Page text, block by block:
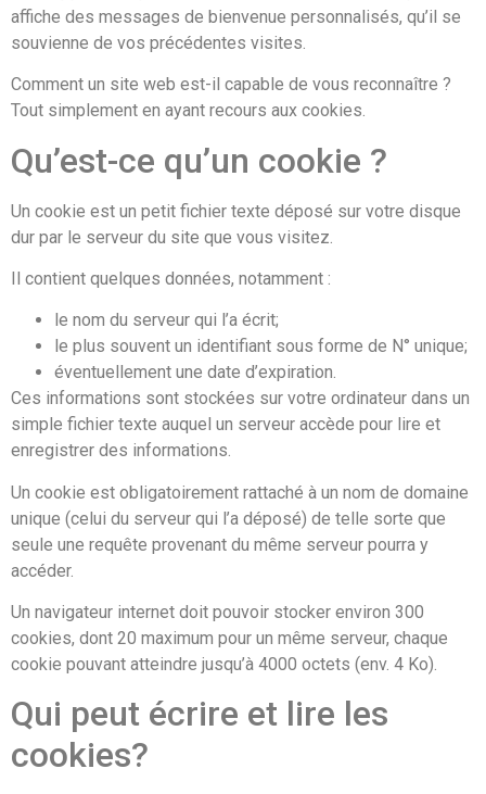
affiche des messages de bienvenue personnalisés, qu’il se
souvienne de vos précédentes visites.
Comment un site web est-il capable de vous reconnaître ?
Tout simplement en ayant recours aux cookies.
Qu’est-ce qu’un cookie ?
Un cookie est un petit fichier texte déposé sur votre disque
dur par le serveur du site que vous visitez.
Il contient quelques données, notamment :
le nom du serveur qui l’a écrit;
le plus souvent un identifiant sous forme de N° unique;
éventuellement une date d’expiration.
Ces informations sont stockées sur votre ordinateur dans un
simple fichier texte auquel un serveur accède pour lire et
enregistrer des informations.
Un cookie est obligatoirement rattaché à un nom de domaine
unique (celui du serveur qui l’a déposé) de telle sorte que
seule une requête provenant du même serveur pourra y
accéder.
Un navigateur internet doit pouvoir stocker environ 300
cookies, dont 20 maximum pour un même serveur, chaque
cookie pouvant atteindre jusqu’à 4000 octets (env. 4 Ko).
Qui peut écrire et lire les
cookies?